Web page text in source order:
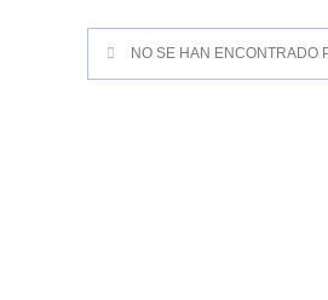
NO SE HAN ENCONTRADO